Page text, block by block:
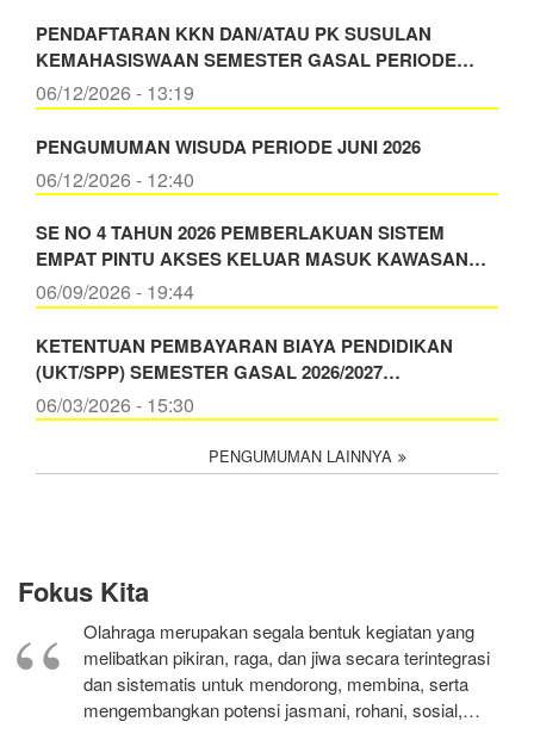
PENDAFTARAN KKN DAN/ATAU PK SUSULAN
KEMAHASISWAAN SEMESTER GASAL PERIODE…
06/12/2026 - 13:19
PENGUMUMAN WISUDA PERIODE JUNI 2026
06/12/2026 - 12:40
SE NO 4 TAHUN 2026 PEMBERLAKUAN SISTEM
EMPAT PINTU AKSES KELUAR MASUK KAWASAN…
06/09/2026 - 19:44
KETENTUAN PEMBAYARAN BIAYA PENDIDIKAN
(UKT/SPP) SEMESTER GASAL 2026/2027…
06/03/2026 - 15:30
PENGUMUMAN LAINNYA
Fokus Kita
Olahraga merupakan segala bentuk kegiatan yang
melibatkan pikiran, raga, dan jiwa secara terintegrasi
dan sistematis untuk mendorong, membina, serta
mengembangkan potensi jasmani, rohani, sosial,…